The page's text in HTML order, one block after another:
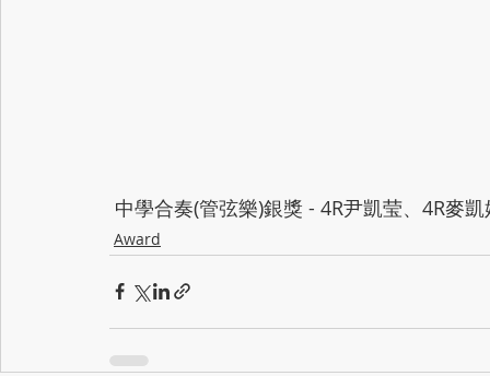
中學合奏(管弦樂)銀獎 - 4R尹凱莹、4R麥凱
Award